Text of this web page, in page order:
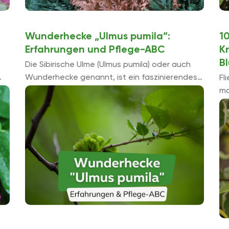
Wunderhecke „Ulmus pumila“:
Erfahrungen und Pflege-ABC
Die Sibirische Ulme (Ulmus pumila) oder auch
Wunderhecke genannt, ist ein faszinierendes
Baumgebilde mit einem ansehnlichen
Wachstum. Sie lässt sich problemlos als Hecke
ziehen und gilt als eine extrem ...